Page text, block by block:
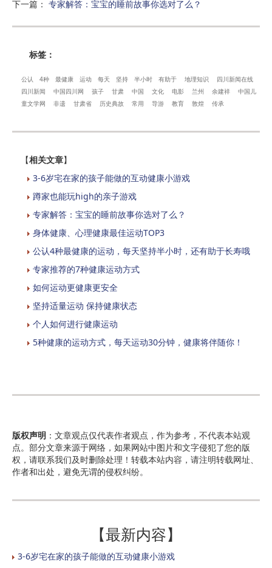
下一篇 ： 专家解答：宝宝的睡前故事你选对了么？
标签：
公认 4种 最健康 运动 每天 坚持 半小时 有助于 地理知识
四川新闻在线
四川新闻
中国四川网 孩子 甘肃 中国 文化 电影 兰州 余建祥
中国儿
童文学网
非遗 甘肃省 历史典故 常用 导游 教育 敦煌 传承
【相关文章】
3-6岁宅在家的孩子能做的互动健康小游戏
蹲家也能玩high的亲子游戏
专家解答：宝宝的睡前故事你选对了么？
身体健康、心理健康最佳运动TOP3
公认4种最健康的运动，每天坚持半小时，还有助于长寿哦
专家推荐的7种健康运动方式
如何运动更健康更安全
坚持适量运动 保持健康状态
个人如何进行健康运动
5种健康的运动方式，每天运动30分钟，健康将伴随你！
版权声明 ：文章观点仅代表作者观点，作为参考，不代表本站观
点。部分文章来源于网络，如果网站中图片和文字侵犯了您的版
权，请联系我们及时删除处理！转载本站内容，请注明转载网址、
作者和出处，避免无谓的侵权纠纷。
【最新内容】
3-6岁宅在家的孩子能做的互动健康小游戏